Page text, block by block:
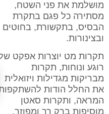
מושלמת את פני השטח,
מסתירה כל פגם בתקרת
הבסיס, בתקשורת, בחוטים
ובצינורות.
תקרות מט יוצרות אפקט של
רוגע ונוחות, תקרות
מבריקות מגדילות ויזואלית
את החלל הודות להשתקפות
המראה, ותקרות סאטן
מוסיפות ברק רך ומפוזר,